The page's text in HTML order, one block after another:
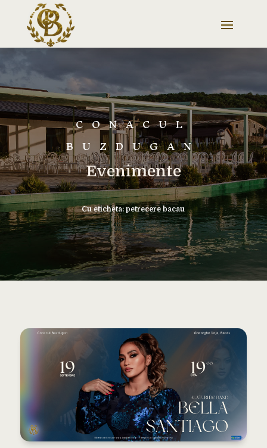
CONACUL
BUZDUGAN
Evenimente
Cu eticheta: petrecere bacau